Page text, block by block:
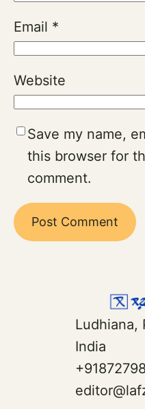
Email *
Website
Save my name,
this browser for
comment.
Ludhiana,
India